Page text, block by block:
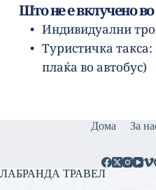
Што не е вклучено
Индивидуални
Туристичка
плаќа во автобус)
Дома За
ЛАБРАНДА ТРАВЕЛ